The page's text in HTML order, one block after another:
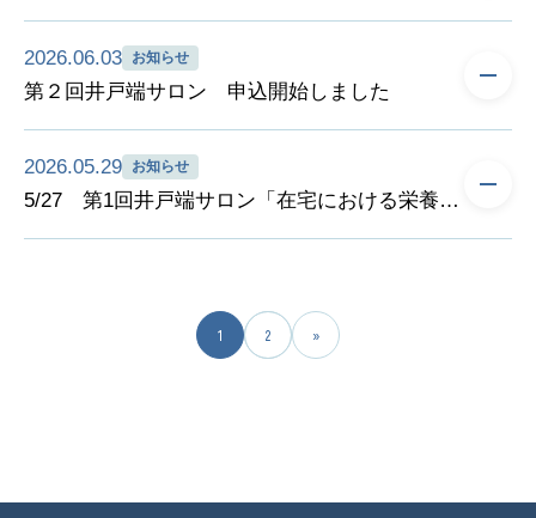
ロジックモデルのグループワークで頂いたご意見を活用し、今後
の事業に取り組んでまいります。
議題１：令和８年度事業計画（案）について
議題２：令和８年度逗葉地域在宅医療・介護連携推進事業ロジッ
クモデル（案）について
室合同開催）の申込を開始しました。
昨年度の研修会アンケートにて「口腔ケアや実技を学びたい」と
いうご意見を多数頂き、今年度は訪問歯科衛生士の講師をお招き
して、口腔観察やケアの講義と実技の研修会を開催いたします。
お申込み締切日は7/8（水）
となっております。
皆様のお申込みをお待ちしております。
「医療・介護職のための口腔ケアセミナー」
口腔栄養サポートチームレインボー 代表・訪問歯科衛生
2026.06.03 お知らせ
第２回井戸端サロン 申込開始しました
た。
締切は
6/12（金）までとなっております。
皆様のご参加をお待ちしております。
Zoom（オンライン）
高齢者の視覚障害～介護現場での対応方法～
クしてください
2026.05.29 お知らせ
5/27 第1回井戸端サロン「在宅における栄養士の役割
令和８年度第1回井戸端サロン「在宅における栄養士の役割～訪
問栄養指導の実際～」を開催いたしました。
1 2 »